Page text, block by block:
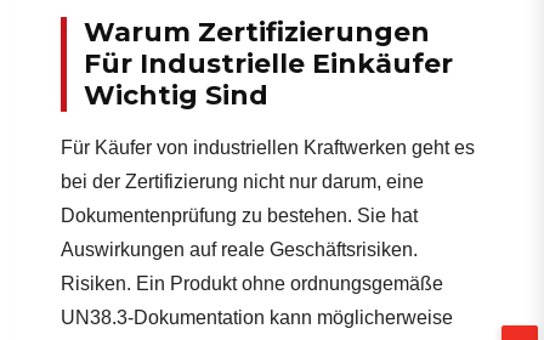
Warum Zertifizierungen
Für Industrielle Einkäufer
Wichtig Sind
Für Käufer von industriellen Kraftwerken geht es
bei der Zertifizierung nicht nur darum, eine
Dokumentenprüfung zu bestehen. Sie hat
Auswirkungen auf reale Geschäftsrisiken.
Risiken. Ein Produkt ohne ordnungsgemäße
UN38.3-Dokumentation kann möglicherweise